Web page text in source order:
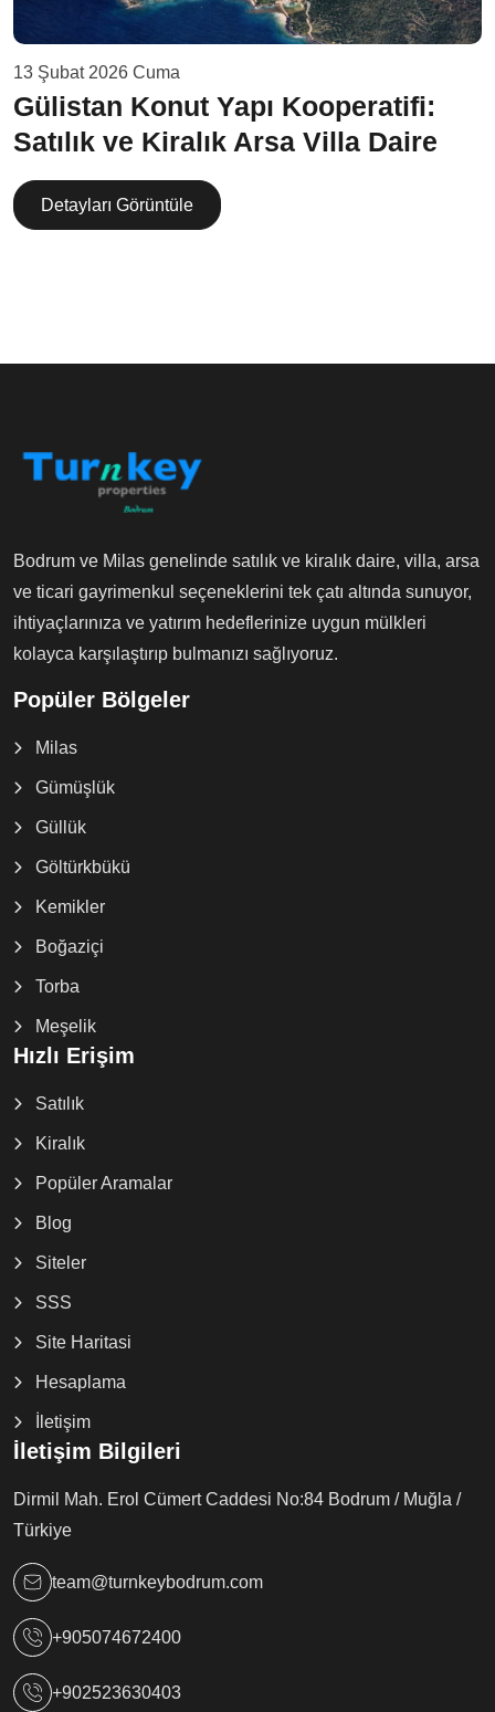
13 Şubat 2026 Cuma
Gülistan Konut Yapı Kooperatifi:
Satılık ve Kiralık Arsa Villa Daire
Detayları Görüntüle
Bodrum ve Milas genelinde satılık ve kiralık daire, villa, arsa
ve ticari gayrimenkul seçeneklerini tek çatı altında sunuyor,
ihtiyaçlarınıza ve yatırım hedeflerinize uygun mülkleri
kolayca karşılaştırıp bulmanızı sağlıyoruz.
Popüler Bölgeler
Milas
Gümüşlük
Güllük
Göltürkbükü
Kemikler
Boğaziçi
Torba
Meşelik
Hızlı Erişim
Satılık
Kiralık
Popüler Aramalar
Blog
Siteler
SSS
Site Haritasi
Hesaplama
İletişim
İletişim Bilgileri
Dirmil Mah. Erol Cümert Caddesi No:84 Bodrum / Muğla /
Türkiye
team@turnkeybodrum.com
+905074672400
+902523630403